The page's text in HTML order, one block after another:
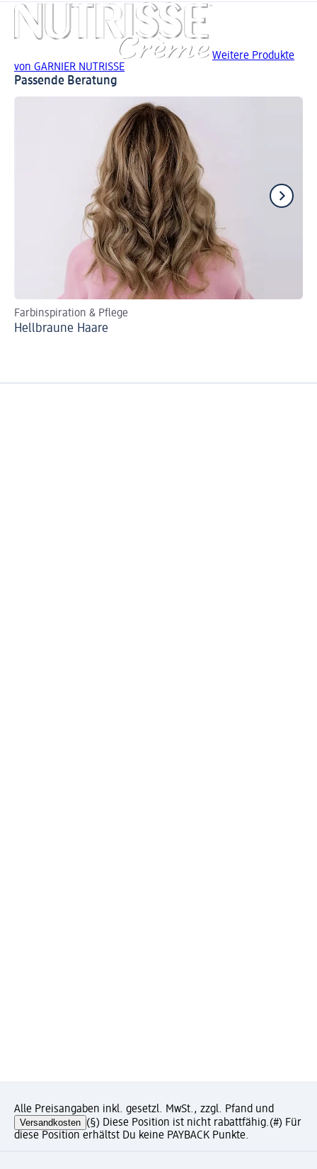
Weitere Produkte
von GARNIER NUTRISSE
Passende Beratung
Farbinspiration & Pflege
Hellbraune Haare
Alle Preisangaben inkl. gesetzl. MwSt., zzgl. Pfand und
Versandkosten (§) Diese Position ist nicht rabattfähig.(#) Für
diese Position erhältst Du keine PAYBACK Punkte.